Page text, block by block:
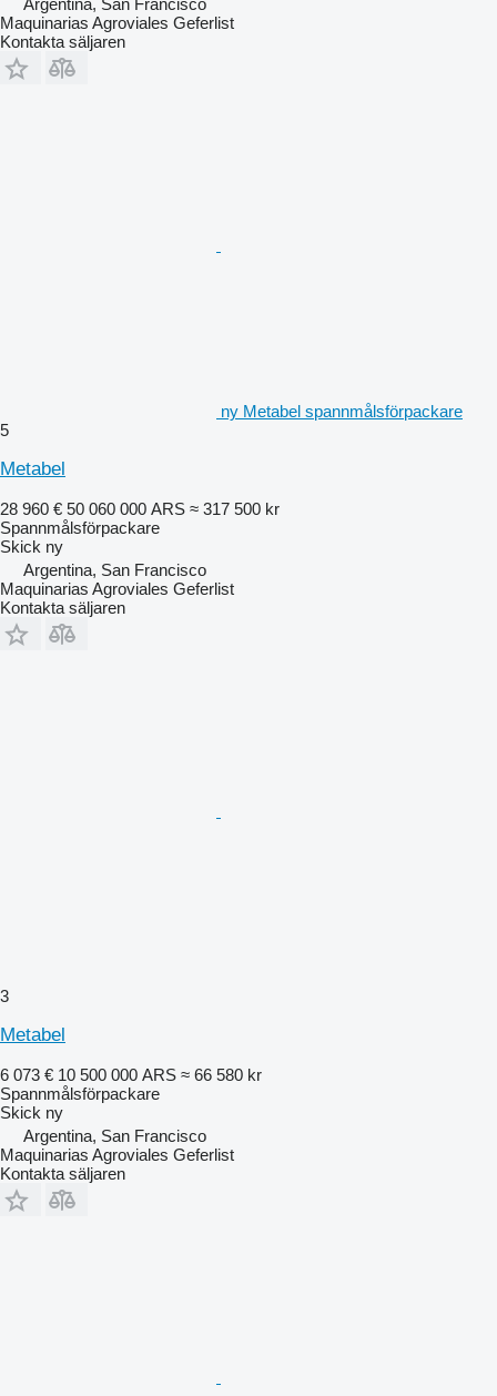
Argentina, San Francisco
Maquinarias Agroviales Geferlist
Kontakta säljaren
ny Metabel spannmålsförpackare
5
Metabel
28 960 € 50 060 000 ARS ≈ 317 500 kr
Spannmålsförpackare
Skick ny
Argentina, San Francisco
Maquinarias Agroviales Geferlist
Kontakta säljaren
3
Metabel
6 073 € 10 500 000 ARS ≈ 66 580 kr
Spannmålsförpackare
Skick ny
Argentina, San Francisco
Maquinarias Agroviales Geferlist
Kontakta säljaren